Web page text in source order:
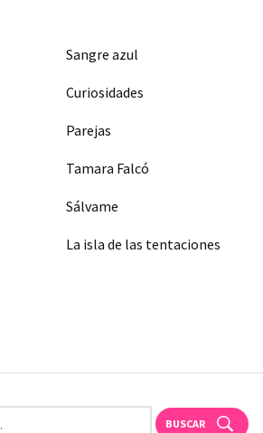
Sangre azul
Curiosidades
Parejas
Tamara Falcó
Sálvame
La isla de las tentaciones
BUSCAR